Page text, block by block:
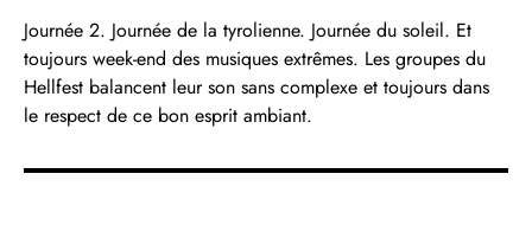
Journée 2. Journée de la tyrolienne. Journée du soleil. Et
toujours week-end des musiques extrêmes. Les groupes du
Hellfest balancent leur son sans complexe et toujours dans
le respect de ce bon esprit ambiant.